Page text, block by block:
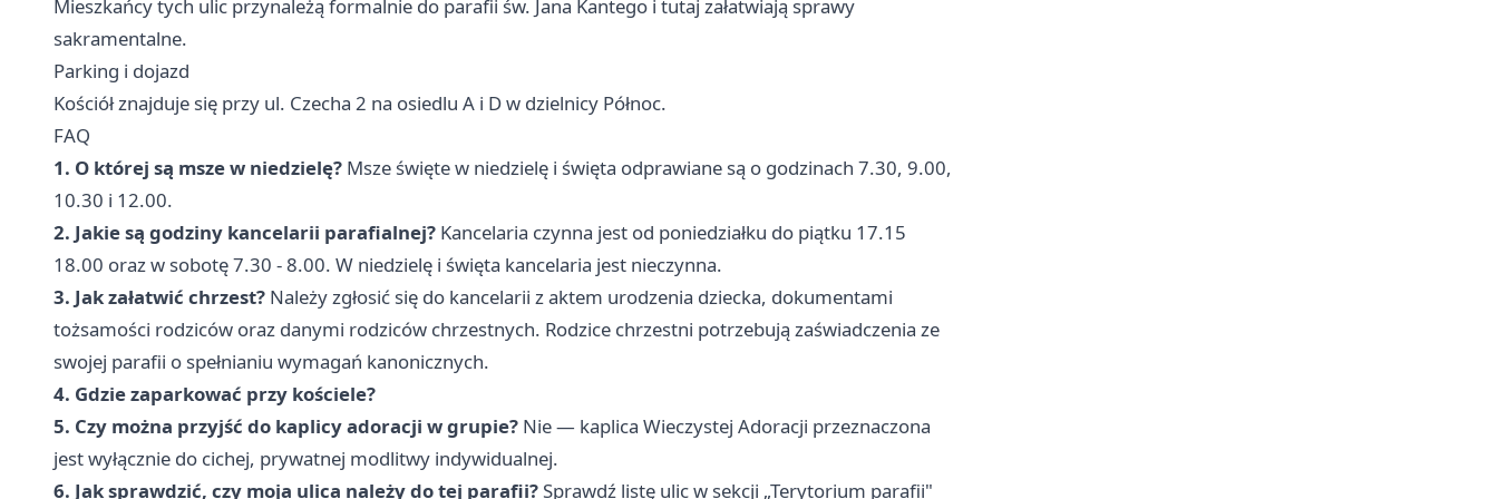
Mieszkańcy tych ulic przynależą formalnie do parafii św. Jana Kantego i tutaj załatwiają sprawy
sakramentalne.
Parking i dojazd
Kościół znajduje się przy ul. Czecha 2 na osiedlu A i D w dzielnicy Północ.
FAQ
1. O której są msze w niedzielę? Msze święte w niedzielę i święta odprawiane są o godzinach 7.30, 9.00,
10.30 i 12.00.
2. Jakie są godziny kancelarii parafialnej? Kancelaria czynna jest od poniedziałku do piątku 17.15
18.00 oraz w sobotę 7.30 - 8.00. W niedzielę i święta kancelaria jest nieczynna.
3. Jak załatwić chrzest? Należy zgłosić się do kancelarii z aktem urodzenia dziecka, dokumentami
tożsamości rodziców oraz danymi rodziców chrzestnych. Rodzice chrzestni potrzebują zaświadczenia ze
swojej parafii o spełnianiu wymagań kanonicznych.
4. Gdzie zaparkować przy kościele?
5. Czy można przyjść do kaplicy adoracji w grupie? Nie — kaplica Wieczystej Adoracji przeznaczona
jest wyłącznie do cichej, prywatnej modlitwy indywidualnej.
6. Jak sprawdzić, czy moja ulica należy do tej parafii?Sprawdź listę ulic w sekcji „Terytorium parafii"